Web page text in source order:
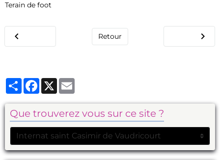
Terain de foot
Retour
PartagerFacebook
X
Que trouverez vous sur ce site ?